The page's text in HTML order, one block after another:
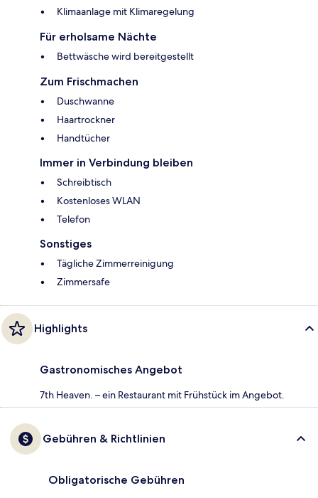
Klimaanlage mit Klimaregelung
Für erholsame Nächte
Bettwäsche wird bereitgestellt
Zum Frischmachen
Duschwanne
Haartrockner
Handtücher
Immer in Verbindung bleiben
Schreibtisch
Kostenloses WLAN
Telefon
Sonstiges
Tägliche Zimmerreinigung
Zimmersafe
Highlights
Gastronomisches Angebot
7th Heaven. – ein Restaurant mit Frühstück im Angebot.
Gebühren & Richtlinien
Obligatorische Gebühren